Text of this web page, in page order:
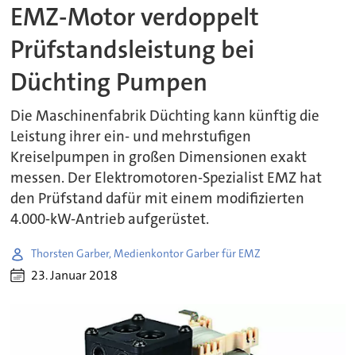
EMZ-Motor verdoppelt
Prüfstandsleistung bei
Düchting Pumpen
Die Maschinenfabrik Düchting kann künftig die
Leistung ihrer ein- und mehrstufigen
Kreiselpumpen in großen Dimensionen exakt
messen. Der Elektromotoren-Spezialist EMZ hat
den Prüfstand dafür mit einem modifizierten
4.000-kW-Antrieb aufgerüstet.
Thorsten Garber, Medienkontor Garber für EMZ
23. Januar 2018